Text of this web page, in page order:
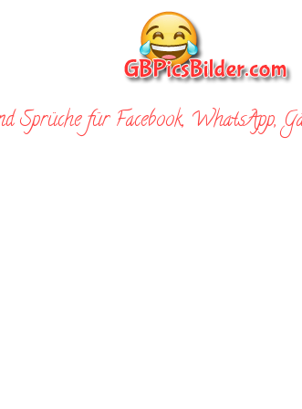
Sprüche für Facebook, WhatsApp,